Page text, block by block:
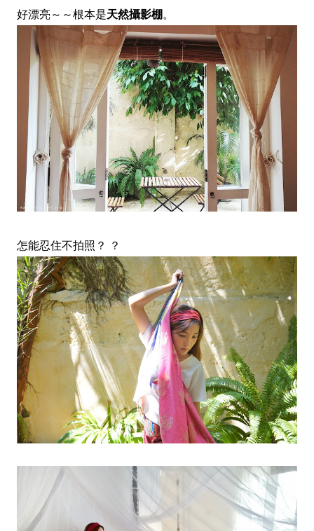
好漂亮～～根本是天然攝影棚。
怎能忍住不拍照？ ？